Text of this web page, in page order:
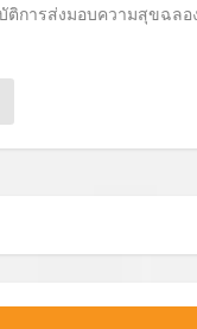
ติการส่งมอบความสุขฉลอ